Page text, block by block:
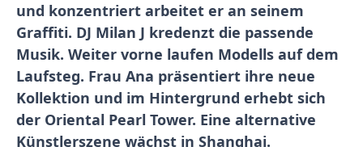
und konzentriert arbeitet er an seinem
Graffiti. DJ Milan J kredenzt die passende
Musik. Weiter vorne laufen Modells auf dem
Laufsteg. Frau Ana präsentiert ihre neue
Kollektion und im Hintergrund erhebt sich
der Oriental Pearl Tower. Eine alternative
Künstlerszene wächst in Shanghai.